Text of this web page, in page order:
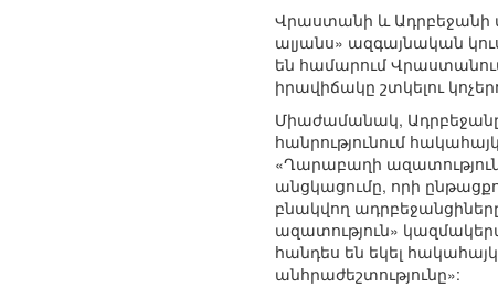
Վրաստանի և Ադրբեջանի
ալյանս» ազգայնական
են համարում
իրավիճակը շտկելու
Միաժամանակ,
հանրությունում
«Ղարաբաղի
անցկացումը, որի
բնակվող
ազատություն»
հանդես են եկել
անհրաժեշտությունը»: